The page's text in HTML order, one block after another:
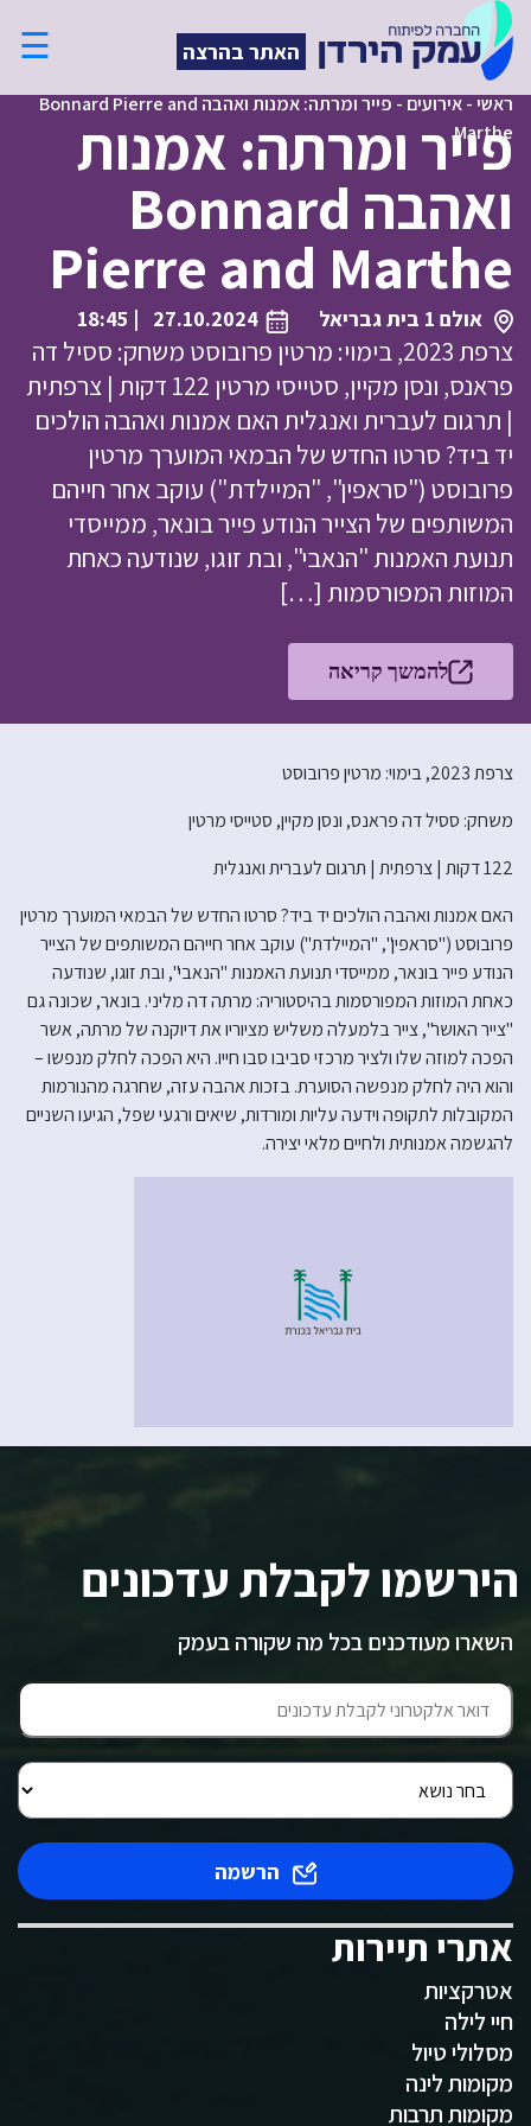
האתר בהרצה ☰
ראשי-אירועים -
פייר ומרתה: אמנות ואהבה Bonnard Pierre and
Marthe
פייר ומרתה: אמנות
ואהבה Bonnard
Pierre and Marthe
אולם 1 בית גבריאל 27.10.2024
| 18:45
צרפת 2023, בימוי: מרטין פרובוסט משחק: ססיל דה
פראנס, ונסן מקיין, סטייסי מרטין 122 דקות | צרפתית
| תרגום לעברית ואנגלית האם אמנות ואהבה הולכים
יד ביד? סרטו החדש של הבמאי המוערך מרטין
פרובוסט ("סראפין", "המיילדת") עוקב אחר חייהם
המשותפים של הצייר הנודע פייר בונאר, ממייסדי
תנועת האמנות "הנאבי", ובת זוגו, שנודעה כאחת
המוזות המפורסמות […]
להמשך קריאה
צרפת 2023, בימוי: מרטין פרובוסט
משחק: ססיל דה פראנס, ונסן מקיין, סטייסי מרטין
122 דקות | צרפתית | תרגום לעברית ואנגלית
האם אמנות ואהבה הולכים יד ביד? סרטו החדש של הבמאי המוערך מרטין
פרובוסט ("סראפין", "המיילדת") עוקב אחר חייהם המשותפים של הצייר
הנודע פייר בונאר, ממייסדי תנועת האמנות "הנאבי", ובת זוגו, שנודעה
כאחת המוזות המפורסמות בהיסטוריה: מרתה דה מליני. בונאר, שכונה גם
"צייר האושר", צייר בלמעלה משליש מציוריו את דיוקנה של מרתה, אשר
הפכה למוזה שלו ולציר מרכזי סביבו סבו חייו. היא הפכה לחלק מנפשו –
והוא היה לחלק מנפשה הסוערת. בזכות אהבה עזה, שחרגה מהנורמות
המקובלות לתקופה וידעה עליות ומורדות, שיאים ורגעי שפל, הגיעו השניים
להגשמה אמנותית ולחיים מלאי יצירה.
הירשמו לקבלת עדכונים
השארו מעודכנים בכל מה שקורה בעמק
הרשמה
אתרי תיירות
אטרקציות
חיי לילה
מסלולי טיול
מקומות לינה
מקומות תרבות